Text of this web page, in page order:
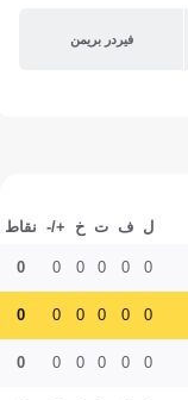
فيردر بريمن
ل ف ت خ +/- نقاط
0
0
0
0
0
0
0
0
0
0
0
0
0
0
0
0
0
0